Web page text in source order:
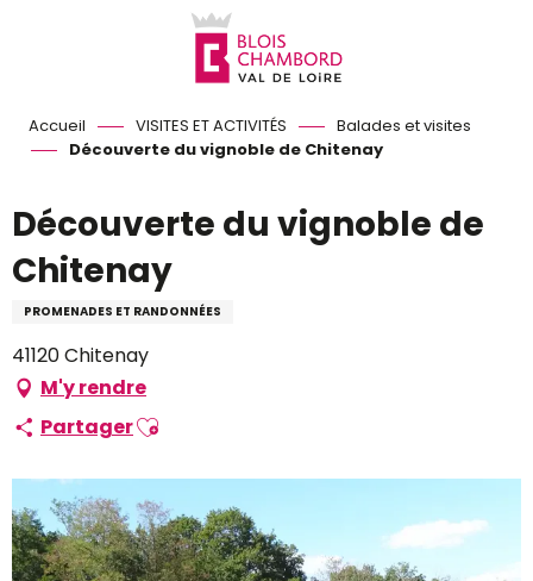
Accueil VISITES ET ACTIVITÉS
Balades et visites
Découverte du vignoble de Chitenay
Découverte du vignoble de
Chitenay
PROMENADES ET RANDONNÉES
41120 Chitenay
M'y rendre
PartagerAjouter aux favoris